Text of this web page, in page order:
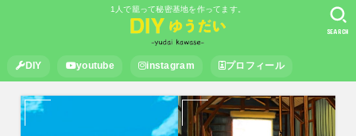
1人で籠って秘密基地を作ってます。
DIY youtube instagram プロフィール
SEARCH